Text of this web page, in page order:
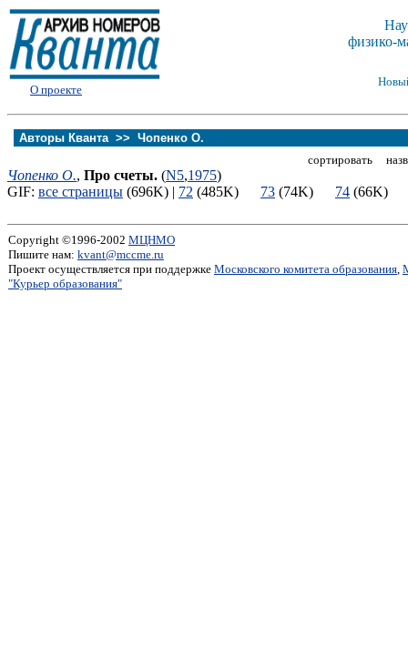
О проекте
физико-
Авторы Кванта >> Чопенко О.
сортировать
Чопенко О., Про счеты. (N5,1975)
GIF: все страницы (696K) | 72 (485K) 73 (74K) 74
Copyright ©1996-2002 МЦНМО
Пишите нам: kvant@mccme.ru
Проект осуществляется при поддержке Московского комитета образования,
"Курьер образования"